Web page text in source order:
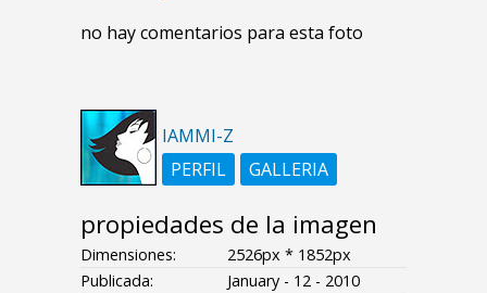
no hay comentarios para esta foto
IAMMI-Z
PERFIL
GALLERIA
propiedades de la imagen
Dimensiones:
2526px * 1852px
Publicada:
January - 12 - 2010